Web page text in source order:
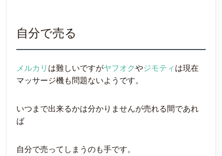
自分で売る
メルカリ は難しいですがヤフオクやジモティ は現在
マッサージ機も問題ないようです。
いつまで出来るかは分かりませんが売れる間であれ
ば
自分で売ってしまうのも手です。